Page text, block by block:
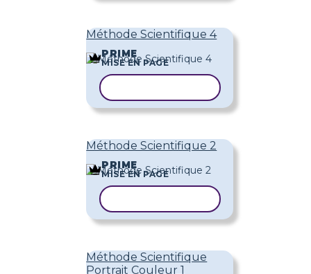
Méthode Scientifique 4
PRIME
MISE EN PAGE
Méthode Scientifique 2
PRIME
MISE EN PAGE
Méthode Scientifique
Portrait Couleur 1